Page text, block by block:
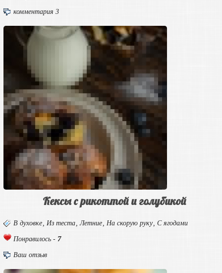
комментария 3
Кексы с рикоттой и голубикой
В духовке Из теста ,Летние На скорую руку, С ягодами
Понравилось -7
Ваш отзыв